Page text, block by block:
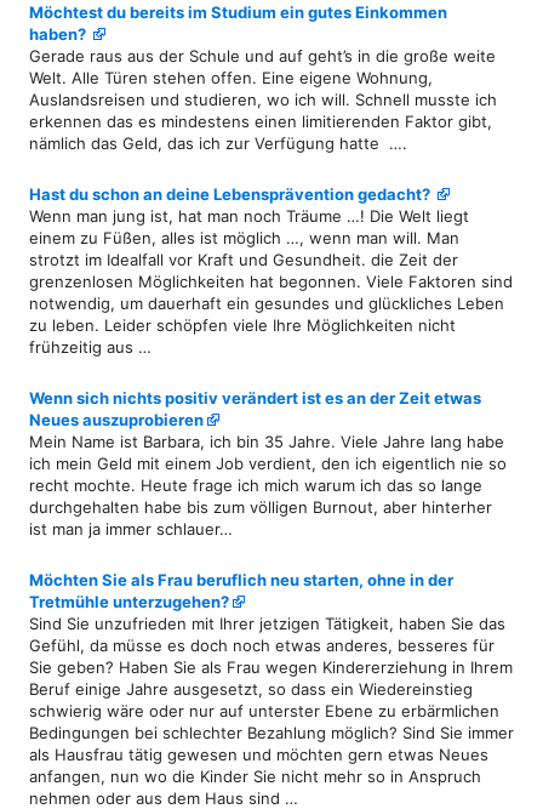
Möchtest du bereits im Studium ein gutes Einkommen
haben?
Gerade raus aus der Schule und auf geht’s in die große weite
Welt. Alle Türen stehen offen. Eine eigene Wohnung,
Auslandsreisen und studieren, wo ich will. Schnell musste ich
erkennen das es mindestens einen limitierenden Faktor gibt,
nämlich das Geld, das ich zur Verfügung hatte ….
Hast du schon an deine Lebensprävention gedacht?
Wenn man jung ist, hat man noch Träume …! Die Welt liegt
einem zu Füßen, alles ist möglich …, wenn man will. Man
strotzt im Idealfall vor Kraft und Gesundheit. die Zeit der
grenzenlosen Möglichkeiten hat begonnen. Viele Faktoren sind
notwendig, um dauerhaft ein gesundes und glückliches Leben
zu leben. Leider schöpfen viele Ihre Möglichkeiten nicht
frühzeitig aus …
Wenn sich nichts positiv verändert ist es an der Zeit etwas
Neues auszuprobieren
Mein Name ist Barbara, ich bin 35 Jahre. Viele Jahre lang habe
ich mein Geld mit einem Job verdient, den ich eigentlich nie so
recht mochte. Heute frage ich mich warum ich das so lange
durchgehalten habe bis zum völligen Burnout, aber hinterher
ist man ja immer schlauer…
Möchten Sie als Frau beruflich neu starten, ohne in der
Tretmühle unterzugehen?
Sind Sie unzufrieden mit Ihrer jetzigen Tätigkeit, haben Sie das
Gefühl, da müsse es doch noch etwas anderes, besseres für
Sie geben? Haben Sie als Frau wegen Kindererziehung in Ihrem
Beruf einige Jahre ausgesetzt, so dass ein Wiedereinstieg
schwierig wäre oder nur auf unterster Ebene zu erbärmlichen
Bedingungen bei schlechter Bezahlung möglich? Sind Sie immer
als Hausfrau tätig gewesen und möchten gern etwas Neues
anfangen, nun wo die Kinder Sie nicht mehr so in Anspruch
nehmen oder aus dem Haus sind …